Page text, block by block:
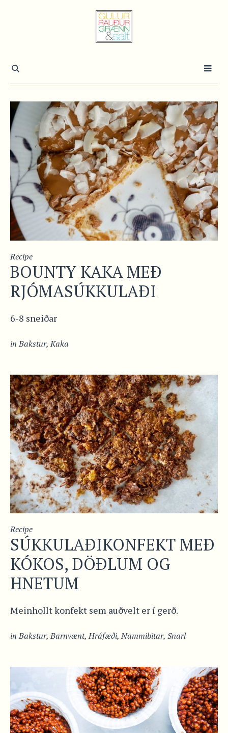
Recipe
BOUNTY KAKA MEÐ
RJÓMASÚKKULAÐI
6-8 sneiðar
inBakstur,Kaka
Recipe
SÚKKULAÐIKONFEKT MEÐ
KÓKOS, DÖÐLUM OG
HNETUM
Meinhollt konfekt sem auðvelt er í gerð.
inBakstur,Barnvænt,Hráfæði,Nammibitar, Snarl